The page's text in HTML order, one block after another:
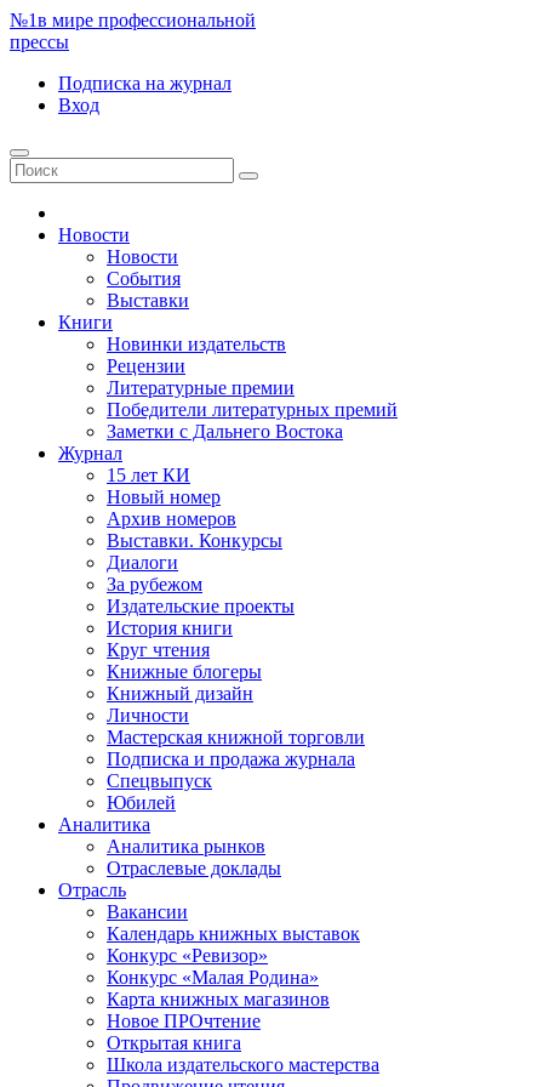
№1в мире профессиональной
прессы
Подписка на журнал
Вход
Новости
Новости
События
Выставки
Книги
Новинки издательств
Рецензии
Литературные премии
Победители литературных премий
Заметки с Дальнего Востока
Журнал
15 лет КИ
Новый номер
Архив номеров
Выставки. Конкурсы
Диалоги
За рубежом
Издательские проекты
История книги
Круг чтения
Книжные блогеры
Книжный дизайн
Личности
Мастерская книжной торговли
Подписка и продажа журнала
Спецвыпуск
Юбилей
Аналитика
Аналитика рынков
Отраслевые доклады
Отрасль
Вакансии
Календарь книжных выставок
Конкурс «Ревизор»
Конкурс «Малая Родина»
Карта книжных магазинов
Новое ПРОчтение
Открытая книга
Школа издательского мастерства